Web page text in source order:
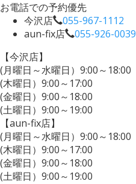
お電話での予約優先
今沢店
055-967-1112
aun-fix店
055-926-0039
【今沢店】
(月曜日～水曜日）9:00～18:00
(木曜日）9:00～17:00
(金曜日）9:00～18:00
(土曜日）9:00～19:00
【aun-fix店】
(月曜日～水曜日）9:00～18:00
(木曜日）9:00～17:00
(金曜日）9:00～18:00
(土曜日）9:00～19:00